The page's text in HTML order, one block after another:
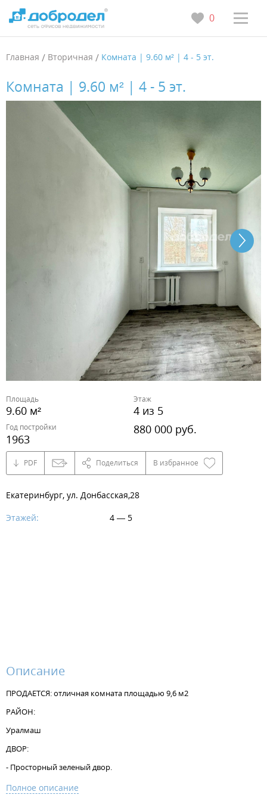
0
Главная / Вторичная / Комната | 9.60 м² | 4 - 5 эт.
Комната | 9.60 м² | 4 - 5 эт.
Площадь
9.60 м²
Этаж
4 из 5
Год постройки
1963
880 000 руб.
PDF Поделиться В избранное
Екатеринбург, ул. Донбасская,28
Этажей:
4 — 5
Описание
ПРОДАЕТСЯ: отличная комната площадью 9,6 м2
РАЙОН:
Уралмаш
ДВОР:
- Просторный зеленый двор.
ДОМ:
Полное описание